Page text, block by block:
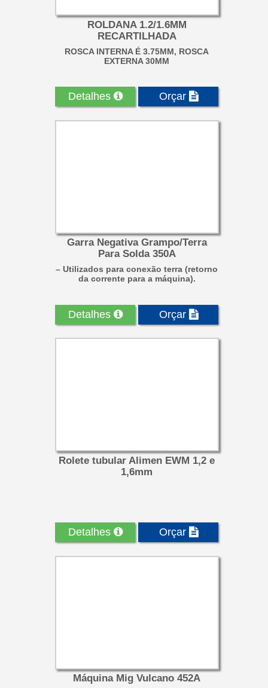
ROLDANA 1.2/1.6MM
RECARTILHADA
ROSCA INTERNA É 3.75MM, ROSCA
EXTERNA 30MM
Detalhes Orçar
Garra Negativa Grampo/Terra
Para Solda 350A
– Utilizados para conexão terra (retorno
da corrente para a máquina).
Detalhes Orçar
Rolete tubular Alimen EWM 1,2 e
1,6mm
Detalhes Orçar
Máquina Mig Vulcano 452A